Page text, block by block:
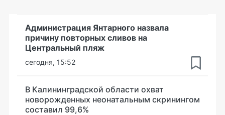
Администрация Янтарного назвала
причину повторных сливов на
Центральный пляж
сегодня, 15:52
В Калининградской области охват
новорожденных неонатальным скринингом
составил 99,6%